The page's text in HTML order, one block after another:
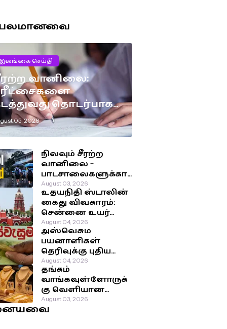
செய்தி
வானிலை:
தொடர்பாக
தீர்மானம்!
05, 2026
நிலவும் சீரற்ற
வானிலை –
பாடசாலைகளுக்கா
ன விடுமுறை
தொடர்பில்
வௌியான தகவல்!
August 03, 2026
உதயநிதி ஸ்டாலின்
கைது விவகாரம்:
சென்னை உயர்
நீதிமன்றம்
பிறப்பித்த அதிரடி
உத்தரவு!
August 04, 2026
அஸ்வெசும
பயனாளிகள்
தெரிவுக்கு புதிய
முறை: சமூக-
பொருளாதார
நிலைக்கு
முன்னுரிமை!
August 04, 2026
தங்கம்
வாங்கவுள்ளோருக்
கு வெளியான
மகிழ்ச்சி தகவல்!
August 03, 2026